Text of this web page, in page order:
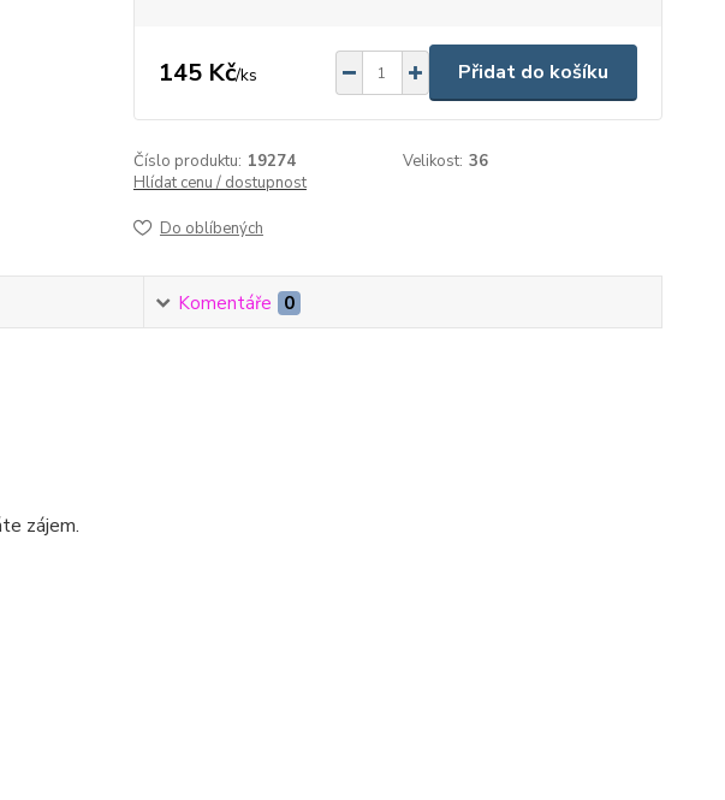
145 Kč/ks Přidat do košíku
Číslo produktu: 19274 Velikost: 36
Hlídat cenu / dostupnost
Do oblíbených
Komentáře 0
zájem.